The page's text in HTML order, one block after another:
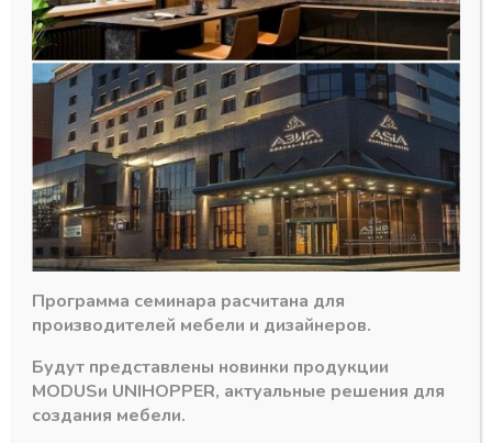
MZ 01 (Титан A18) Профиль
рамочных , 6м
2495,00₽
В наличии
-
Количество
+
Программа семинара расчитана для
производителей мебели и дизайнеров.
Будут представлены новинки продукции
MODUSи UNIHOPPER, актуальные решения для
создания мебели.